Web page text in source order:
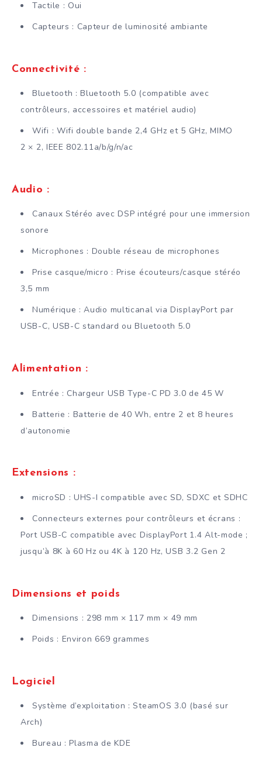
Tactile : Oui
Capteurs : Capteur de luminosité ambiante
Connectivité :
Bluetooth : Bluetooth 5.0 (compatible avec
contrôleurs, accessoires et matériel audio)
Wifi : Wifi double bande 2,4 GHz et 5 GHz, MIMO
2 × 2, IEEE 802.11a/b/g/n/ac
Audio :
Canaux Stéréo avec DSP intégré pour une immersion
sonore
Microphones : Double réseau de microphones
Prise casque/micro : Prise écouteurs/casque stéréo
3,5 mm
Numérique : Audio multicanal via DisplayPort par
USB-C, USB-C standard ou Bluetooth 5.0
Alimentation :
Entrée : Chargeur USB Type-C PD 3.0 de 45 W
Batterie : Batterie de 40 Wh, entre 2 et 8 heures
d’autonomie
Extensions :
microSD : UHS-I compatible avec SD, SDXC et SDHC
Connecteurs externes pour contrôleurs et écrans :
Port USB-C compatible avec DisplayPort 1.4 Alt-mode ;
jusqu’à 8K à 60 Hz ou 4K à 120 Hz, USB 3.2 Gen 2
Dimensions et poids
Dimensions : 298 mm × 117 mm × 49 mm
Poids : Environ 669 grammes
Logiciel
Système d’exploitation : SteamOS 3.0 (basé sur
Arch)
Bureau : Plasma de KDE